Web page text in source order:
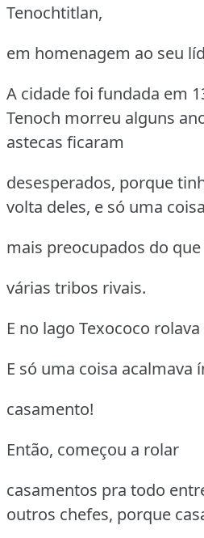
Tenochtitlan,
em homenagem ao seu
A cidade foi fundada em
Tenoch morreu alguns
astecas ficaram
desesperados, porque
volta deles, e só uma
mais preocupados do
várias tribos rivais.
E no lago Texococo
E só uma coisa acalmava
casamento!
Então, começou a rolar
casamentos pra todo
outros chefes, porque